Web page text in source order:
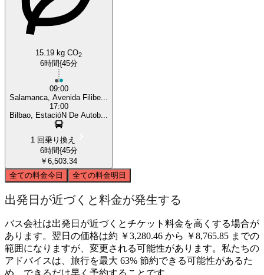
15.19 kg CO2
6時間{45分
09:00
Salamanca, Avenida Filibe...
17:00
Bilbao, EstacióN De Autob...
1 回乗り換え
6時間{45分
￥6,503.34
全ての料金今日 全ての料金明日
出発日が近づくと料金が発生する
バス会社は出発日が近づくとチケット料金を高くする場合が
あります。翌日の価格は約 ￥3,280.46 から ￥8,765.85 までの
範囲になりますが、変更される可能性があります。私たちの
アドバイスは、旅行を最大 63% 節約できる可能性があるた
め、できるだけ早く予約することです。